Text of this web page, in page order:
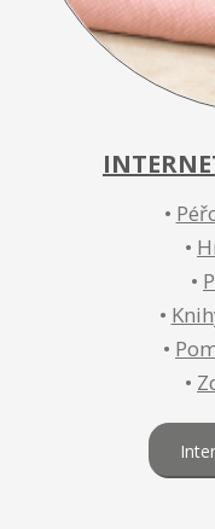
•
•
•
•
•
•